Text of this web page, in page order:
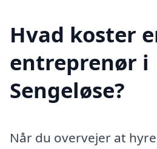
Hvad koster
entreprenør i
Sengeløse?
Når du overvejer at